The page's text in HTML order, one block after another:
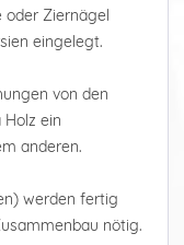
oder Ziernägel
eingelegt.
von den
ein
anderen.
werden fertig
nötig.